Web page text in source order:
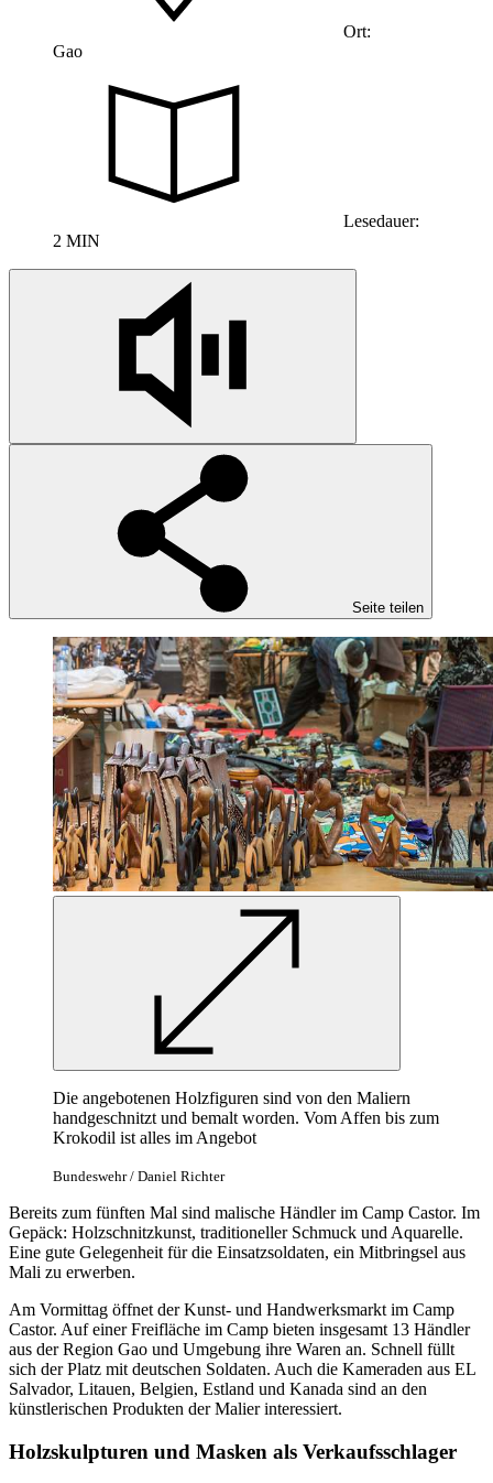
Ort:
Gao
Lesedauer:
2 MIN
Seite teilen
Die angebotenen Holzfiguren sind von den Maliern
handgeschnitzt und bemalt worden. Vom Affen bis zum
Krokodil ist alles im Angebot
Bundeswehr / Daniel Richter
Bereits zum fünften Mal sind malische Händler im Camp Castor. Im
Gepäck: Holzschnitzkunst, traditioneller Schmuck und Aquarelle.
Eine gute Gelegenheit für die Einsatzsoldaten, ein Mitbringsel aus
Mali zu erwerben.
Am Vormittag öffnet der Kunst- und Handwerksmarkt im Camp
Castor. Auf einer Freifläche im Camp bieten insgesamt 13 Händler
aus der Region Gao und Umgebung ihre Waren an. Schnell füllt
sich der Platz mit deutschen Soldaten. Auch die Kameraden aus EL
Salvador, Litauen, Belgien, Estland und Kanada sind an den
künstlerischen Produkten der Malier interessiert.
Holzskulpturen und Masken als Verkaufsschlager